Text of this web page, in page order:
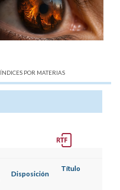
AQUÍ:
ÍNDICES POR MATERIAS
Disposición
Título